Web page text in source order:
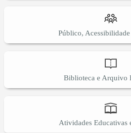
Público,
Biblioteca e Arquivo
Atividades Educativas